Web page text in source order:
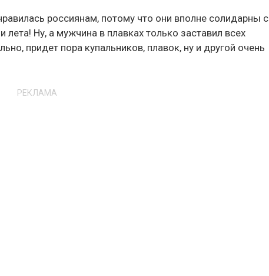
россиянам, потому что они вполне солидарны с
Ну, а мужчина в плавках только заставил всех
придет пора купальников, плавок, ну и другой очень
РЕКЛАМА